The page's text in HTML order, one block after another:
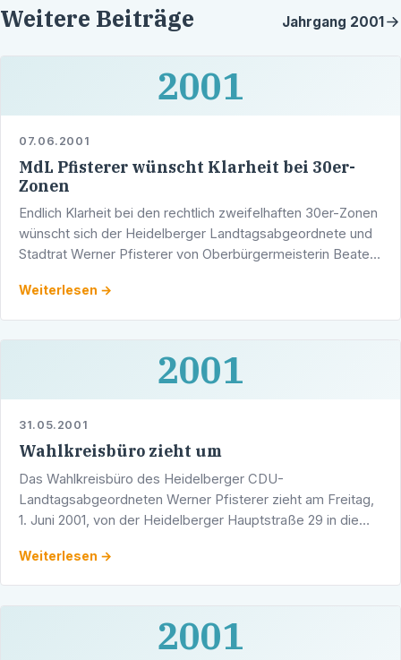
Weitere Beiträge Jahrgang 2001
2001
07.06.2001
MdL Pfisterer wünscht Klarheit bei 30er-
Zonen
Endlich Klarheit bei den rechtlich zweifelhaften 30er-Zonen
wünscht sich der Heidelberger Landtagsabgeordnete und
Stadtrat Werner Pfisterer von Oberbürgermeisterin Beate
Weiterlesen →
2001
31.05.2001
Wahlkreisbüro zieht um
Das Wahlkreisbüro des Heidelberger CDU-
Landtagsabgeordneten Werner Pfisterer zieht am Freitag,
1. Juni 2001, von der Heidelberger Hauptstraße 29 in die
Weiterlesen →
2001